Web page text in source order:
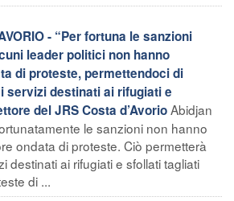
- “Per fortuna le sanzioni
leader politici non hanno
di proteste, permettendoci di
servizi destinati ai rifugiati e
del JRS Costa d’AvorioAbidjan
le sanzioni non hanno
ondata di proteste. Ciò permetterà
destinati ai rifugiati e sfollati tagliati
di ...